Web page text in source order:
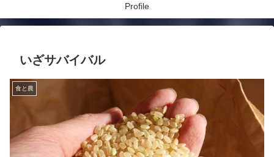
Profile
いざサバイバル
食と農